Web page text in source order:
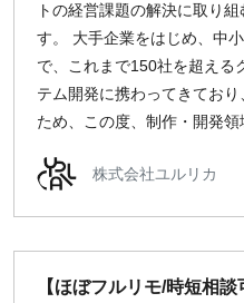
指定なし
トの経営課題の解決に取り
す。 大手企業をはじめ、中
で、これまで150社を超える
テム開発に携わってきてお
ため、この度、制作・開発領
株式会社ユルリカ
【ほぼフルリモ/時短相